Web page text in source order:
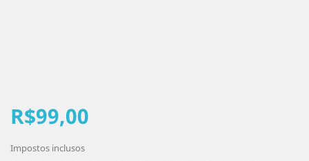
R$99,00
Impostos inclusos